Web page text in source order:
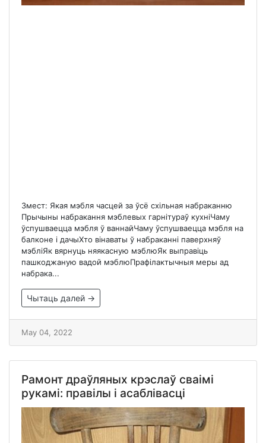
Змест: Якая мэбля часцей за ўсё схільная набраканню
Прычыны набракання мэблевых гарнітураў кухніЧаму
ўспушваецца мэбля ў ваннайЧаму ўспушваецца мэбля на
балконе і дачыХто вінаваты ў набраканні паверхняў
мэбліЯк вярнуць няякасную мэблюЯк выправіць
пашкоджаную вадой мэблюПрафілактычныя меры ад
набрака...
Чытаць далей →
May 04, 2022
Рамонт драўляных крэслаў сваімі
рукамі: правілы і асаблівасці